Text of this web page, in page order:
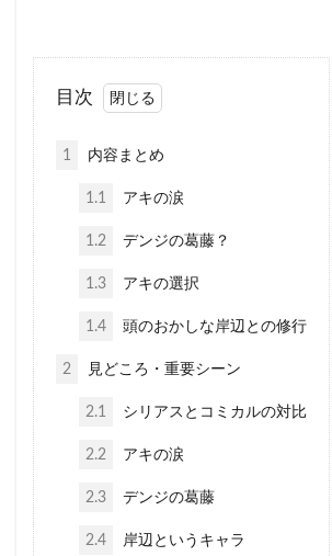
目次
1 内容まとめ
1.1 アキの涙
1.2 デンジの葛藤？
1.3 アキの選択
1.4 頭のおかしな岸辺との修行
2 見どころ・重要シーン
2.1 シリアスとコミカルの対比
2.2 アキの涙
2.3 デンジの葛藤
2.4 岸辺というキャラ